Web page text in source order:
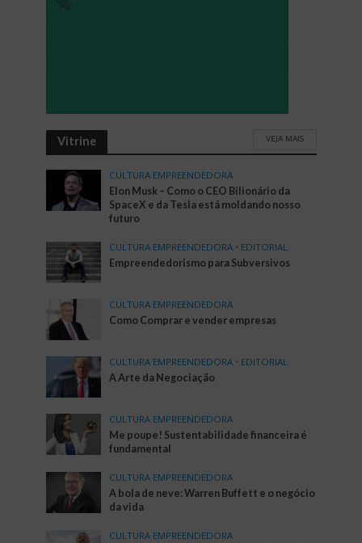
Vitrine VEJA MAIS
CULTURA EMPREENDEDORA
Elon Musk – Como o CEO Bilionário da
SpaceX e da Tesla está moldando nosso
futuro
CULTURA EMPREENDEDORA • EDITORIAL
Empreendedorismo para Subversivos
CULTURA EMPREENDEDORA
Como Comprar e vender empresas
CULTURA EMPREENDEDORA • EDITORIAL
A Arte da Negociação
CULTURA EMPREENDEDORA
Me poupe! Sustentabilidade financeira é
fundamental
CULTURA EMPREENDEDORA
A bola de neve: Warren Buffett e o negócio
da vida
CULTURA EMPREENDEDORA